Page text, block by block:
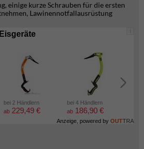
einige kurze Schrauben für die ersten
Lawinennotfallausrüstung
i
bei 2 Händlern
ab 229,49 €
bei 4 Händlern
ab 186,90 €
Anzeige, powered by OUTTRA